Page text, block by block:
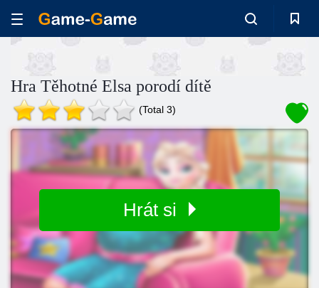
Hra Těhotné Elsa porodí dítě
(Total 3)
Hrát si